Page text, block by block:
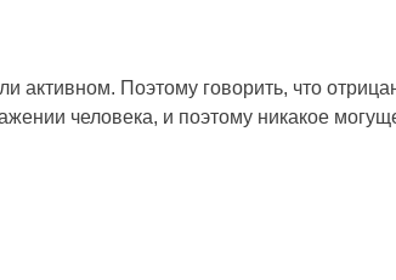
активном. Поэтому говорить, что
человека, и поэтому никакое